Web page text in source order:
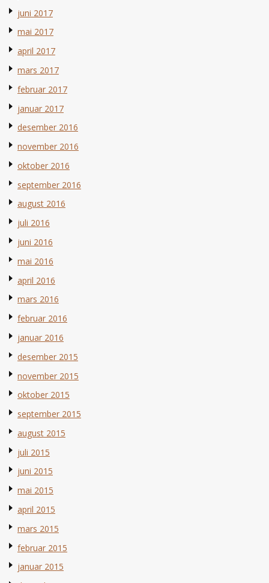
juni 2017
mai 2017
april 2017
mars 2017
februar 2017
januar 2017
desember 2016
november 2016
oktober 2016
september 2016
august 2016
juli 2016
juni 2016
mai 2016
april 2016
mars 2016
februar 2016
januar 2016
desember 2015
november 2015
oktober 2015
september 2015
august 2015
juli 2015
juni 2015
mai 2015
april 2015
mars 2015
februar 2015
januar 2015